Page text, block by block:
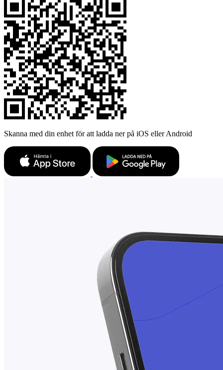
Skanna med din enhet för att ladda ner på iOS eller Android